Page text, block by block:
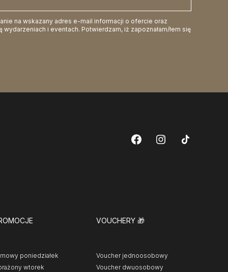
na wskazany adres e-mail informacji o ofercie oraz
i eventach. Potwierdzam, iż zapoznałam/łem się
poniedziałek
wtorek
VOUCHERY 🎁
Voucher jednoosobowy
Voucher dwuosobowy